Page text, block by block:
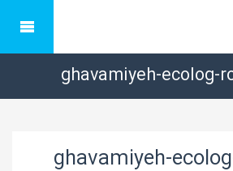
ghavamiyeh-ecolog-
ghavamiyeh-